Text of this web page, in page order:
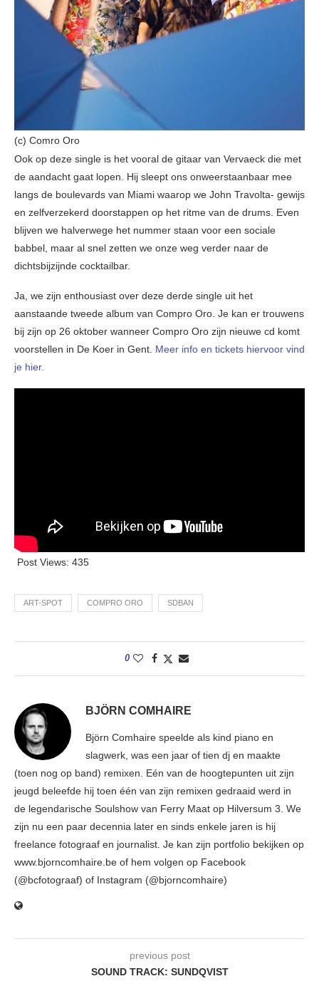
(c) Comro Oro
Ook op deze single is het vooral de gitaar van Vervaeck die met
de aandacht gaat lopen. Hij sleept ons onweerstaanbaar mee
langs de boulevards van Miami waarop we John Travolta- gewijs
en zelfverzekerd doorstappen op het ritme van de drums. Even
blijven we halverwege het nummer staan voor een sociale
babbel, maar al snel zetten we onze weg verder naar de
dichtsbijzijnde cocktailbar.
Ja, we zijn enthousiast over deze derde single uit het
aanstaande tweede album van Compro Oro. Je kan er trouwens
bij zijn op 26 oktober wanneer Compro Oro zijn nieuwe cd komt
voorstellen in De Koer in Gent. Meer info en tickets hiervoor vind
je hier.
Post Views: 435
ART-SPOT COMPRO ORO SDBAN
0
BJÖRN COMHAIRE
Björn Comhaire speelde als kind piano en
slagwerk, was een jaar of tien dj en maakte
(toen nog op band) remixen. Eén van de hoogtepunten uit zijn
jeugd beleefde hij toen één van zijn remixen gedraaid werd in
de legendarische Soulshow van Ferry Maat op Hilversum 3. We
zijn nu een paar decennia later en sinds enkele jaren is hij
freelance fotograaf en journalist. Je kan zijn portfolio bekijken op
www.bjorncomhaire.be of hem volgen op Facebook
(@bcfotograaf) of Instagram (@bjorncomhaire)
previous post
SOUND TRACK: SUNDQVIST